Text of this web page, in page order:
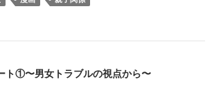
ト①〜男女トラブルの視点から〜